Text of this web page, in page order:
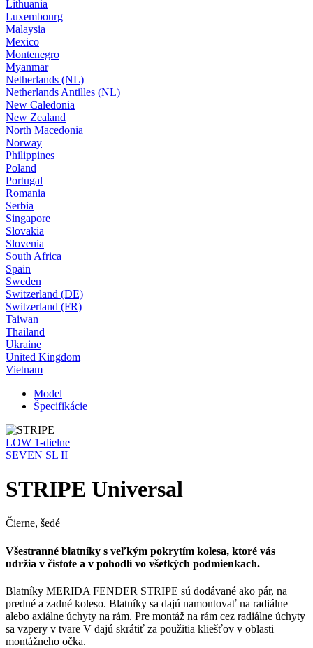
Lithuania
Luxembourg
Malaysia
Mexico
Montenegro
Myanmar
Netherlands (NL)
Netherlands Antilles (NL)
New Caledonia
New Zealand
North Macedonia
Norway
Philippines
Poland
Portugal
Romania
Serbia
Singapore
Slovakia
Slovenia
South Africa
Spain
Sweden
Switzerland (DE)
Switzerland (FR)
Taiwan
Thailand
Ukraine
United Kingdom
Vietnam
Model
Špecifikácie
LOW 1-dielne
SEVEN SL II
STRIPE Universal
Čierne, šedé
Všestranné blatníky s veľkým pokrytím kolesa, ktoré vás
udržia v čistote a v pohodlí vo všetkých podmienkach.
Blatníky MERIDA FENDER STRIPE sú dodávané ako pár, na
predné a zadné koleso. Blatníky sa dajú namontovať na radiálne
alebo axiálne úchyty na rám. Pre montáž na rám cez radiálne úchyty
sa vzpery v tvare V dajú skrátiť za použitia kliešťov v oblasti
montážneho očka.